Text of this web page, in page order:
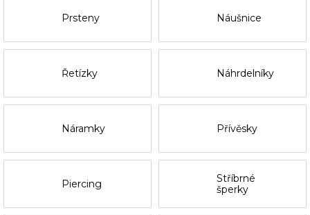
Prsteny Náušnice
Řetízky Náhrdelníky
Náramky Přívěsky
Piercing
Stříbrné
šperky